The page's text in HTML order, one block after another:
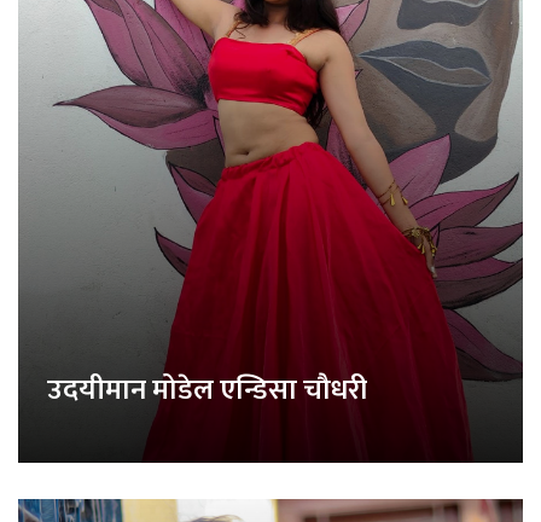
उदयीमान मोडेल एन्डिसा चौधरी